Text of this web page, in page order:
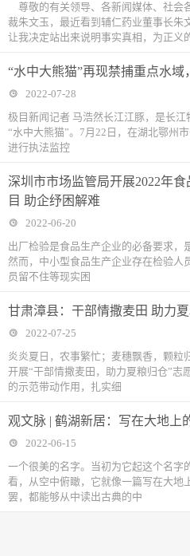
尊敬的有关领导、各新闻媒体、社会
裁朱文玉，最近看到辅仁药业董事长朱
让我决定站出来说明事实真相，为正义
“水中大熊猫”再现禁捕重点水
2022-07-28
极目新闻记者 马浩然长江江豚，是长
“水中大熊猫”。7月22日，在湖北鄂州
进行执法监控
深圳市市场监管局开展2022年
目 助企纾困解难
2022-06-20
出厂检验是食品生产企业的必备要求，
然而，中小型食品生产企业存在检验人
员留不住等现实困
甘肃漳县：干部情撒麦田 助力
2022-07-25
炎炎夏日，农事繁忙；麦穗飘香，颗粒
开展“干部情撒麦田，助力夏粮归仓”志
的示范带动作用，扎实细
观文脉 | 鹤湖新居：写在大地上
2022-06-15
一个很美的名字。当初为它起这个名字
看，从空中俯瞰，它就像一篇写在大地
罢，都能够从中读出古典的中